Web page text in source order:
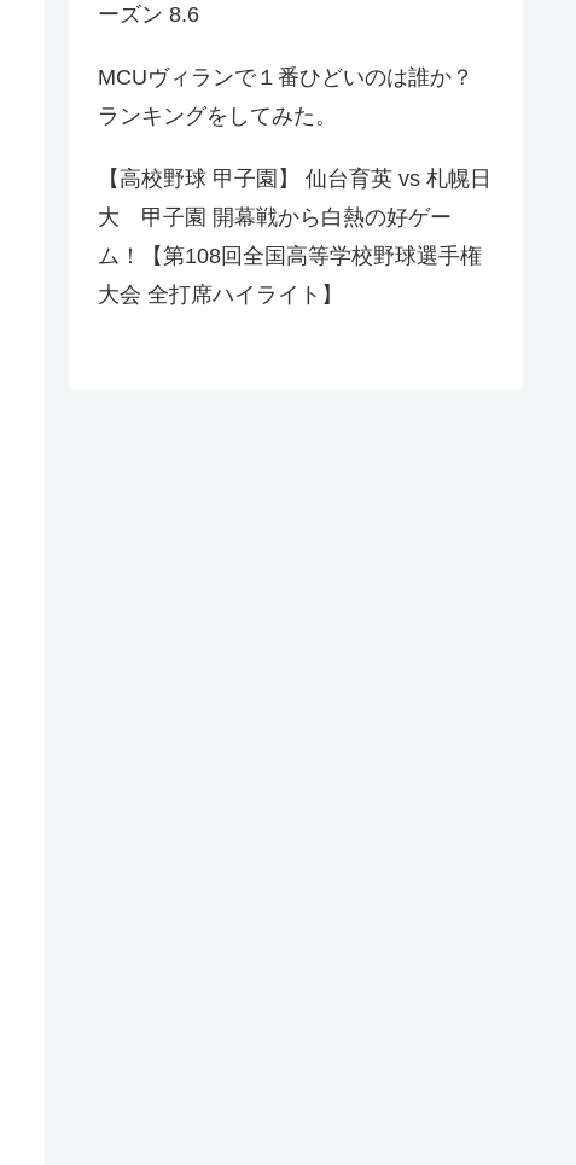
ーズン 8.6
MCUヴィランで１番ひどいのは誰か？
ランキングをしてみた。
【高校野球 甲子園】 仙台育英 vs 札幌日
大 甲子園 開幕戦から白熱の好ゲー
ム！【第108回全国高等学校野球選手権
大会 全打席ハイライト】